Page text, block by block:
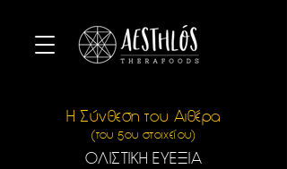
Η Σύνθεση του Aιθέρα
(του 5ου στοιχείου)
ΟΛΙΣΤΙΚΗ ΕΥΕΞΙΑ